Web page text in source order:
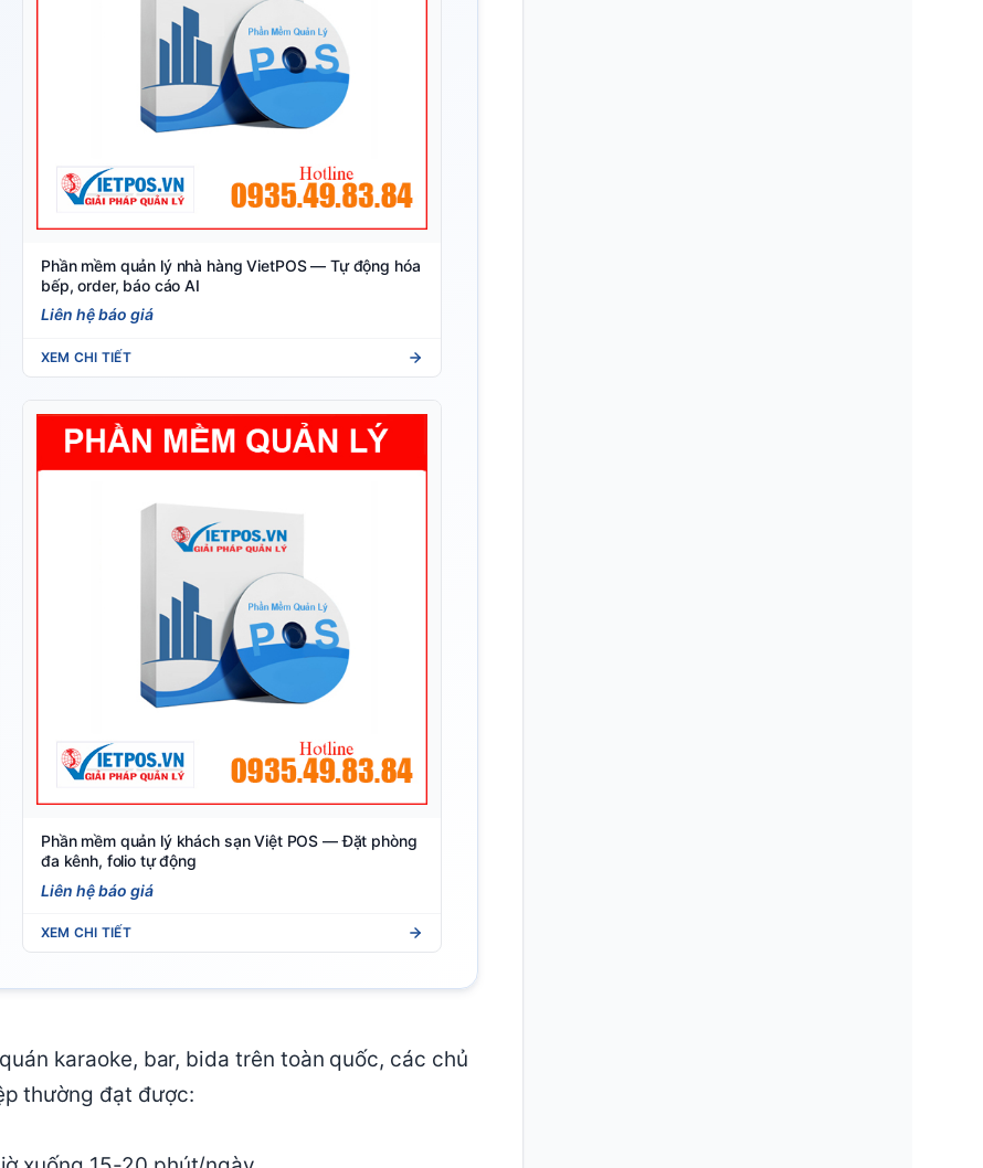
Phần mềm quản lý nhà hàng VietPOS — Tự động hóa
bếp, order, báo cáo AI
Liên hệ báo giá
XEM CHI TIẾT
Phần mềm quản lý khách sạn Việt POS — Đặt phòng
đa kênh, folio tự động
Liên hệ báo giá
XEM CHI TIẾT
karaoke, bar, bida trên toàn quốc, các chủ
thường đạt được: